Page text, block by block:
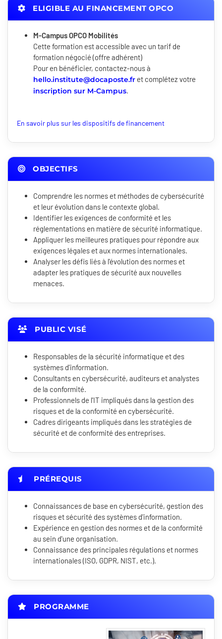
ELIGIBLE AU FINANCEMENT OPCO
M-Campus OPCO Mobilités
Cette formation est accessible avec un tarif de
formation négocié (offre adhérent)
Pour en bénéficier, contactez-nous à
hello.institute@docaposte.fr et complétez votre
inscription sur M-Campus.
En savoir plus sur les dispositifs de financement
OBJECTIFS
Comprendre les normes et méthodes de cybersécurité
et leur évolution dans le contexte global.
Identifier les exigences de conformité et les
réglementations en matière de sécurité informatique.
Appliquer les meilleures pratiques pour répondre aux
exigences légales et aux normes internationales.
Analyser les défis liés à l'évolution des normes et
adapter les pratiques de sécurité aux nouvelles
menaces.
PUBLIC VISÉ
Responsables de la sécurité informatique et des
systèmes d'information.
Consultants en cybersécurité, auditeurs et analystes
de la conformité.
Professionnels de l'IT impliqués dans la gestion des
risques et de la conformité en cybersécurité.
Cadres dirigeants impliqués dans les stratégies de
sécurité et de conformité des entreprises.
PRÉREQUIS
Connaissances de base en cybersécurité, gestion des
risques et sécurité des systèmes d'information.
Expérience en gestion des normes et de la conformité
au sein d'une organisation.
Connaissance des principales régulations et normes
internationales (ISO, GDPR, NIST, etc.).
PROGRAMME